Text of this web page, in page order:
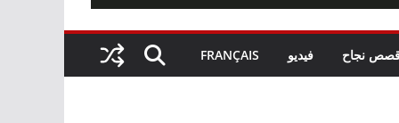
نجاح فيديو FRANÇAIS